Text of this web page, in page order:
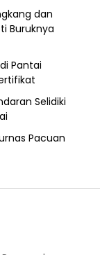
dan
Buruknya
Pantai
Selidiki
Pacuan